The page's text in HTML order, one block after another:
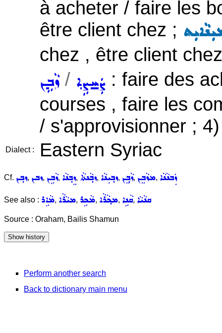
à acheter / faire les
être client chez ;
chez , être client
ܙܵܒܹܢ/ ܨܲܚܨܹܐ : faire des
courses , faire les
/ s'approvisionner ;
Dialect : Eastern Syriac
Cf. ܙܒ݂ܢ, ܙܒܢ, ܙܵܒܹܢ, ܙܸܒ݂ܢܵܐ, ܙܒ݂ܵܢܬܵܐ, ܙܒ݂ܝܼܢܵܐ, ܙܵܒ݂ܸܢ, ܡܙܵܒܸܢ, ܙܲܒܢܵܢܵܐ
See also : ܡܵܐܹܪ, ܡܝܵܪܵܐ, ܡܵܟܹܪ, ܡܟ݂ܵܪܵܐ, ܩܵܢܹܐ, ܩܢܵܝܵܐ
Source : Oraham, Bailis Shamun
Perform another search
Back to dictionary main menu